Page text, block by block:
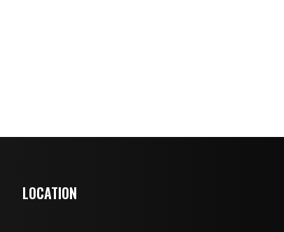
LOCATION